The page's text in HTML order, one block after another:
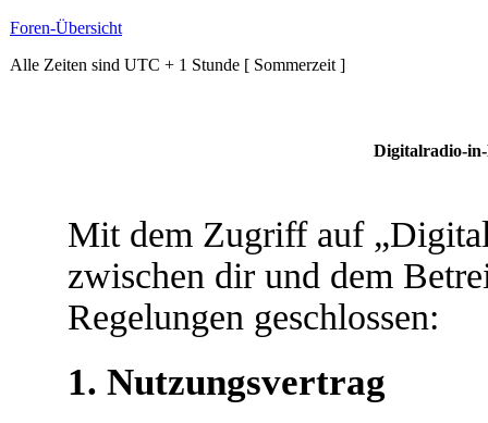
Foren-Übersicht
Alle Zeiten sind UTC + 1 Stunde [ Sommerzeit ]
Digitalradio-
Mit dem Zugriff auf
zwischen dir und dem
Regelungen geschlossen:
1. Nutzungsvertrag